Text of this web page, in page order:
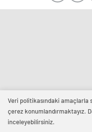
Veri politikasındaki amaçlarla
çerez konumlandırmaktayız.
inceleyebilirsiniz.